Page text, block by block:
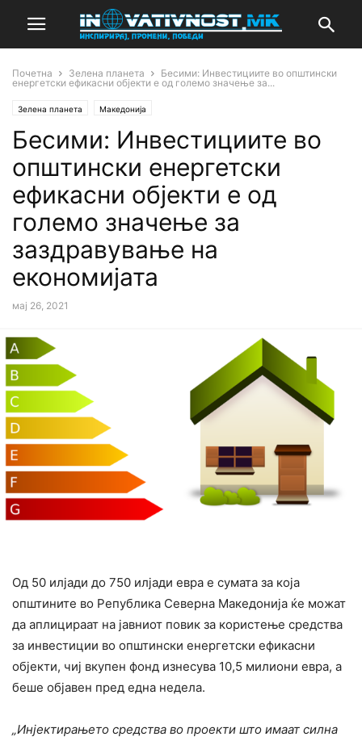
Почетна Зелена планета
Бесими: Инвестициите во општински
енергетски ефикасни објекти е од големо значење за...
Зелена планета Македонија
Бесими: Инвестициите во
општински енергетски
ефикасни објекти е од
големо значење за
заздравување на
економијата
мај 26, 2021
Од 50 илјади до 750 илјади евра е сумата за која
општините во Република Северна Македонија ќе можат
да аплицираат на јавниот повик за користење средства
за инвестиции во општински енергетски ефикасни
објекти, чиј вкупен фонд изнесува 10,5 милиони евра, а
беше објавен пред една недела.
„Инјектирањето средства во проекти што имаат силна